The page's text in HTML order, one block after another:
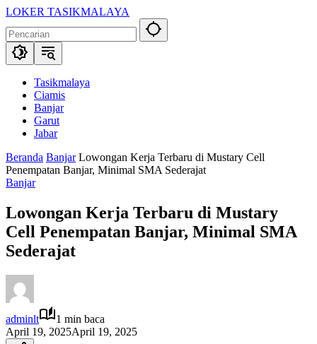
Langsung
konten
LOKER TASIKMALAYA
Lowongan
Kerja
Tasikmalaya
SekitarnaTasikmalaya
Ciamis
Banjar
Garut
Jabar
Beranda Banjar Lowongan Kerja Terbaru di Mustary Cell
Penempatan Banjar, Minimal SMA Sederajat
Banjar
Lowongan Kerja Terbaru di Mustary
Cell Penempatan Banjar, Minimal SMA
Sederajat
adminlt
1 min baca
April 19, 2025April 19, 2025